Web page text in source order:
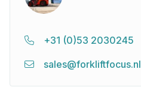
+31 (0)53 2030245
sales@forkliftfocus.nl